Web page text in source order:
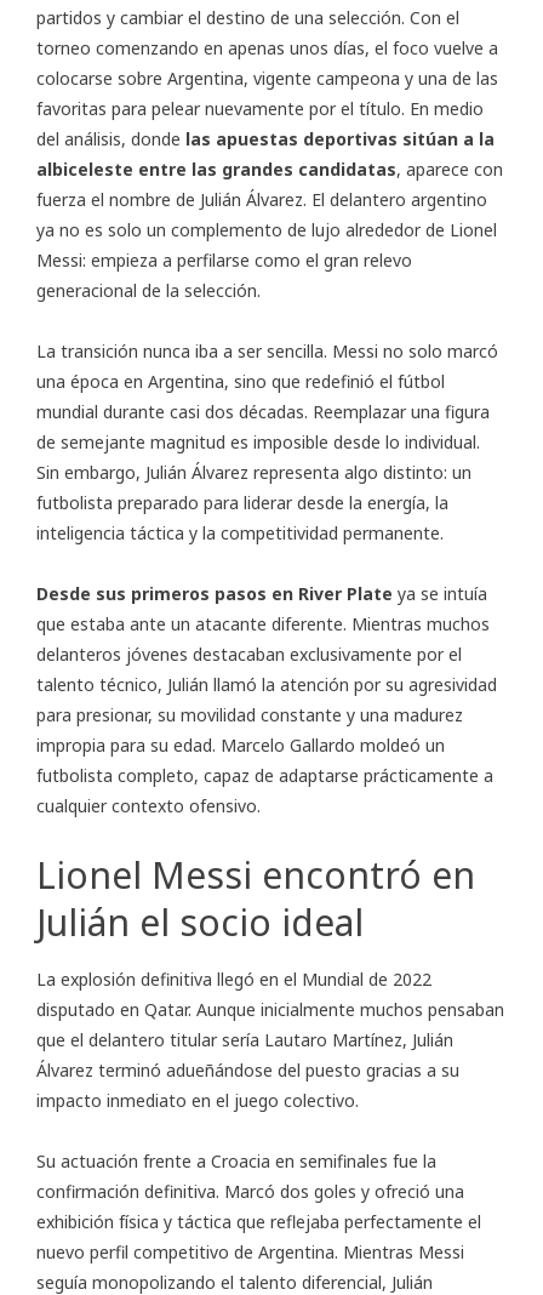
partidos y cambiar el destino de una selección. Con el
torneo comenzando en apenas unos días, el foco vuelve a
colocarse sobre Argentina, vigente campeona y una de las
favoritas para pelear nuevamente por el título. En medio
del análisis, donde las apuestas deportivas sitúan a la
albiceleste entre las grandes candidatas, aparece con
fuerza el nombre de Julián Álvarez. El delantero argentino
ya no es solo un complemento de lujo alrededor de Lionel
Messi: empieza a perfilarse como el gran relevo
generacional de la selección.
La transición nunca iba a ser sencilla. Messi no solo marcó
una época en Argentina, sino que redefinió el fútbol
mundial durante casi dos décadas. Reemplazar una figura
de semejante magnitud es imposible desde lo individual.
Sin embargo, Julián Álvarez representa algo distinto: un
futbolista preparado para liderar desde la energía, la
inteligencia táctica y la competitividad permanente.
Desde sus primeros pasos en River Plate ya se intuía
que estaba ante un atacante diferente. Mientras muchos
delanteros jóvenes destacaban exclusivamente por el
talento técnico, Julián llamó la atención por su agresividad
para presionar, su movilidad constante y una madurez
impropia para su edad. Marcelo Gallardo moldeó un
futbolista completo, capaz de adaptarse prácticamente a
cualquier contexto ofensivo.
Lionel Messi encontró en
Julián el socio ideal
La explosión definitiva llegó en el Mundial de 2022
disputado en Qatar. Aunque inicialmente muchos pensaban
que el delantero titular sería Lautaro Martínez, Julián
Álvarez terminó adueñándose del puesto gracias a su
impacto inmediato en el juego colectivo.
Su actuación frente a Croacia en semifinales fue la
confirmación definitiva. Marcó dos goles y ofreció una
exhibición física y táctica que reflejaba perfectamente el
nuevo perfil competitivo de Argentina. Mientras Messi
seguía monopolizando el talento diferencial, Julián